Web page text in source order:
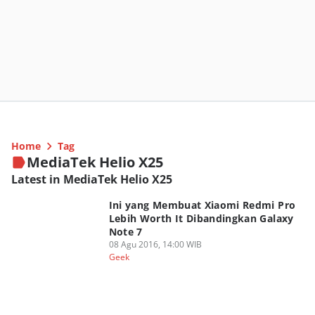
Home Tag
MediaTek Helio X25
Latest in MediaTek Helio X25
Ini yang Membuat Xiaomi Redmi Pro
Lebih Worth It Dibandingkan Galaxy
Note 7
08 Agu 2016, 14:00 WIB
Geek